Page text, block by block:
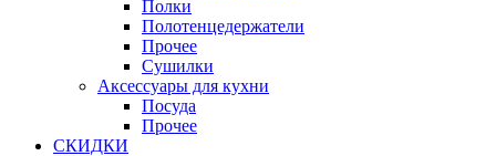
Полки
Полотенцедержатели
Прочее
Сушилки
Аксессуары для кухни
Посуда
Прочее
СКИДКИ